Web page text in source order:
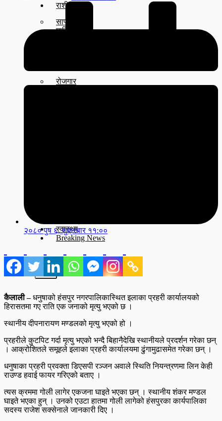
राशीफल
साप्ताहिक
मासिक
रोजगार
स्वास्थ्य
Breaking News
२०८० पुष ६, शुक्रबार ११:००
कैलाली –धनुषाको हंसपुर नगरपालिकास्थित इलाका प्रहरी कार्यालयको
हिरासतमा गए राति एक जनाको मृत्यु भएको छ ।
स्थानीय दीपनारायण मण्डलको मृत्यु भएको हो ।
प्रहरीले कुटपिट गर्दा मृत्यु भएको भन्दै बिहानैदेखि स्थानीयले प्रदर्शन गरेका छन्
। आक्रोशितले समूहले इलाका प्रहरी कार्यालयमा ढुंगामुढासमेत गरेका छन् ।
धनुषाका प्रहरी प्रवक्ता डिएसपी रञ्जन अवाले स्थिति नियन्त्रणमा लिन केही
राउण्ड हवाई फायर गरिएको बताए ।
त्यस क्रममा गोली लागेर एकजना घाइते भएका छन् । स्थानीय शंकर मण्डल
घाइते भएका हुन् । उनको एउटा हातमा गोली लागेको हंसपुरका कार्यपालिका
सदस्य राजेश सक्सेनाले जानकारी दिए ।